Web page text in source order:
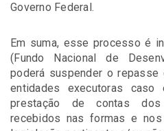
Governo Federal.
Em suma, esse processo é
(Fundo Nacional de
poderá suspender o
entidades executoras
prestação de contas dos
recebidos nas formas e